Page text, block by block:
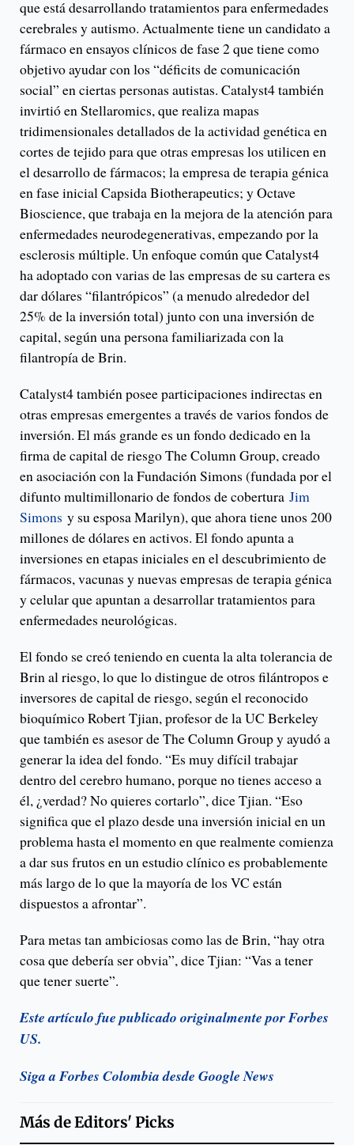
que está desarrollando tratamientos para enfermedades
cerebrales y autismo. Actualmente tiene un candidato a
fármaco en ensayos clínicos de fase 2 que tiene como
objetivo ayudar con los “déficits de comunicación
social” en ciertas personas autistas. Catalyst4 también
invirtió en Stellaromics, que realiza mapas
tridimensionales detallados de la actividad genética en
cortes de tejido para que otras empresas los utilicen en
el desarrollo de fármacos; la empresa de terapia génica
en fase inicial Capsida Biotherapeutics; y Octave
Bioscience, que trabaja en la mejora de la atención para
enfermedades neurodegenerativas, empezando por la
esclerosis múltiple. Un enfoque común que Catalyst4
ha adoptado con varias de las empresas de su cartera es
dar dólares “filantrópicos” (a menudo alrededor del
25% de la inversión total) junto con una inversión de
capital, según una persona familiarizada con la
filantropía de Brin.
Catalyst4 también posee participaciones indirectas en
otras empresas emergentes a través de varios fondos de
inversión. El más grande es un fondo dedicado en la
firma de capital de riesgo The Column Group, creado
en asociación con la Fundación Simons (fundada por el
difunto multimillonario de fondos de cobertura Jim
Simons y su esposa Marilyn), que ahora tiene unos 200
millones de dólares en activos. El fondo apunta a
inversiones en etapas iniciales en el descubrimiento de
fármacos, vacunas y nuevas empresas de terapia génica
y celular que apuntan a desarrollar tratamientos para
enfermedades neurológicas.
El fondo se creó teniendo en cuenta la alta tolerancia de
Brin al riesgo, lo que lo distingue de otros filántropos e
inversores de capital de riesgo, según el reconocido
bioquímico Robert Tjian, profesor de la UC Berkeley
que también es asesor de The Column Group y ayudó a
generar la idea del fondo. “Es muy difícil trabajar
dentro del cerebro humano, porque no tienes acceso a
él, ¿verdad? No quieres cortarlo”, dice Tjian. “Eso
significa que el plazo desde una inversión inicial en un
problema hasta el momento en que realmente comienza
a dar sus frutos en un estudio clínico es probablemente
más largo de lo que la mayoría de los VC están
dispuestos a afrontar”.
Para metas tan ambiciosas como las de Brin, “hay otra
cosa que debería ser obvia”, dice Tjian: “Vas a tener
que tener suerte”.
Este artículo fue publicado originalmente por Forbes
US.
Siga a Forbes Colombia desde Google News
Más deEditors' Picks